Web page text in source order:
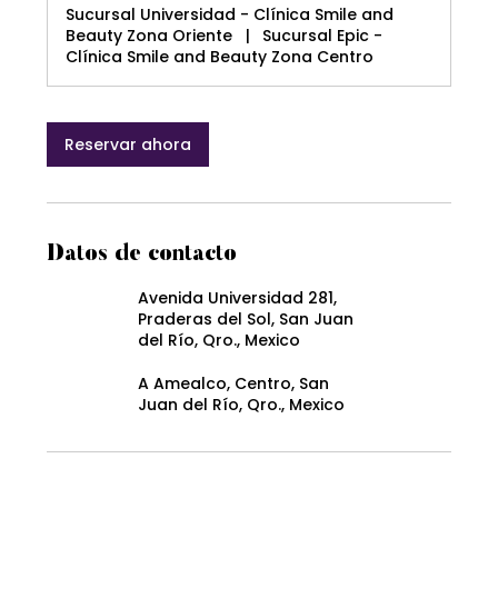
Sucursal Universidad - Clínica Smile and
Beauty Zona Oriente
|
Sucursal Epic -
Clínica Smile and Beauty Zona Centro
Reservar ahora
Datos de contacto
Avenida Universidad 281,
Praderas del Sol, San Juan
del Río, Qro., Mexico
A Amealco, Centro, San
Juan del Río, Qro., Mexico